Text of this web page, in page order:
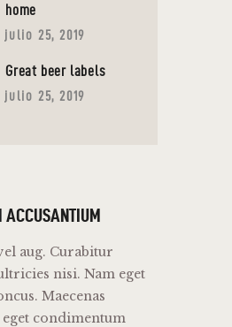
home
julio 25, 2019
Great beer labels
julio 25, 2019
ACCUSANTIUM
aug. Curabitur
nisi. Nam eget
Maecenas
condimentum